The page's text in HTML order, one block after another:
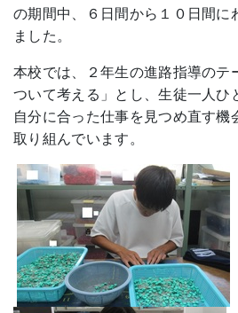
の期間中、６日間から１０日間に
ました。
本校では、２年生の進路指導のテ
ついて考える」とし、生徒一人ひ
自分に合った仕事を見つめ直す機
取り組んでいます。